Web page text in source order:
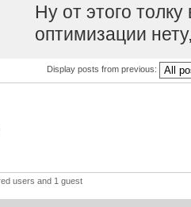
Ну от этого
оптимизации
Display posts from previous:
users and 1 guest